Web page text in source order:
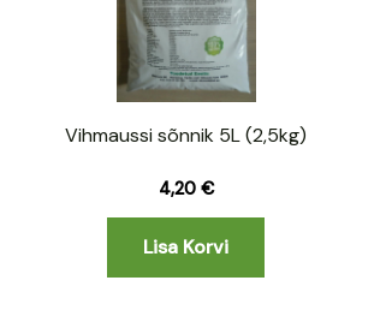
Vihmaussi sõnnik 5L (2,5kg)
4,20 €
Lisa Korvi